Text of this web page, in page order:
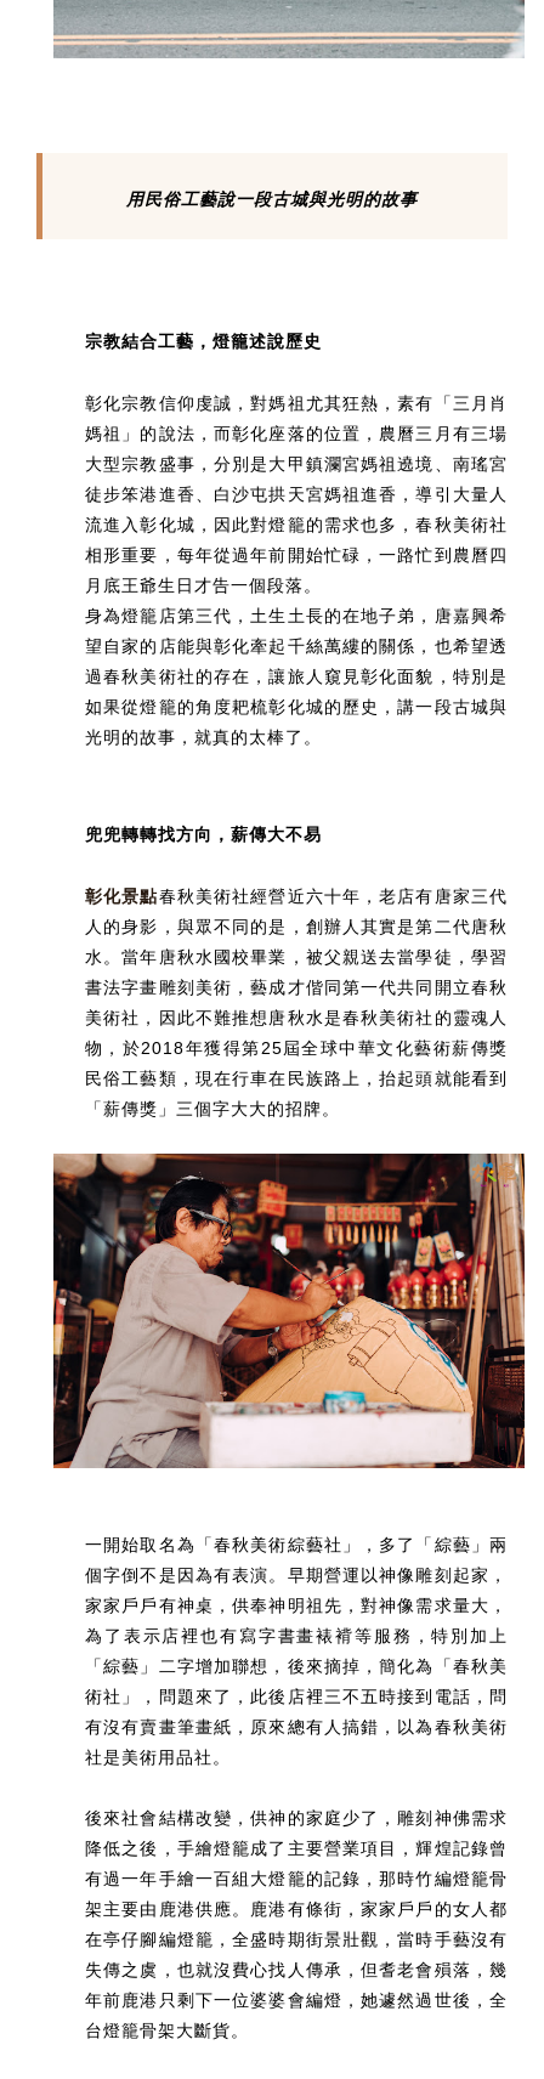
用民俗工藝說一段古城與光明的故事
宗教結合工藝，燈籠述說歷史
彰化宗教信仰虔誠，對媽祖尤其狂熱，素有「三月肖
媽祖」的說法，而彰化座落的位置，農曆三月有三場
大型宗教盛事，分別是大甲鎮瀾宮媽祖遶境、南瑤宮
徒步笨港進香、白沙屯拱天宮媽祖進香，導引大量人
流進入彰化城，因此對燈籠的需求也多，春秋美術社
相形重要，每年從過年前開始忙碌，一路忙到農曆四
月底王爺生日才告一個段落。
身為燈籠店第三代，土生土長的在地子弟，唐嘉興希
望自家的店能與彰化牽起千絲萬縷的關係，也希望透
過春秋美術社的存在，讓旅人窺見彰化面貌，特別是
如果從燈籠的角度耙梳彰化城的歷史，講一段古城與
光明的故事，就真的太棒了。
兜兜轉轉找方向，薪傳大不易
彰化景點春秋美術社經營近六十年，老店有唐家三代
人的身影，與眾不同的是，創辦人其實是第二代唐秋
水。當年唐秋水國校畢業，被父親送去當學徒，學習
書法字畫雕刻美術，藝成才偕同第一代共同開立春秋
美術社，因此不難推想唐秋水是春秋美術社的靈魂人
物，於2018年獲得第25屆全球中華文化藝術薪傳獎
民俗工藝類，現在行車在民族路上，抬起頭就能看到
「薪傳獎」三個字大大的招牌。
一開始取名為「春秋美術綜藝社」，多了「綜藝」兩
個字倒不是因為有表演。早期營運以神像雕刻起家，
家家戶戶有神桌，供奉神明祖先，對神像需求量大，
為了表示店裡也有寫字書畫裱褙等服務，特別加上
「綜藝」二字增加聯想，後來摘掉，簡化為「春秋美
術社」，問題來了，此後店裡三不五時接到電話，問
有沒有賣畫筆畫紙，原來總有人搞錯，以為春秋美術
社是美術用品社。
後來社會結構改變，供神的家庭少了，雕刻神佛需求
降低之後，手繪燈籠成了主要營業項目，輝煌記錄曾
有過一年手繪一百組大燈籠的記錄，那時竹編燈籠骨
架主要由鹿港供應。鹿港有條街，家家戶戶的女人都
在亭仔腳編燈籠，全盛時期街景壯觀，當時手藝沒有
失傳之虞，也就沒費心找人傳承，但耆老會殞落，幾
年前鹿港只剩下一位婆婆會編燈，她遽然過世後，全
台燈籠骨架大斷貨。